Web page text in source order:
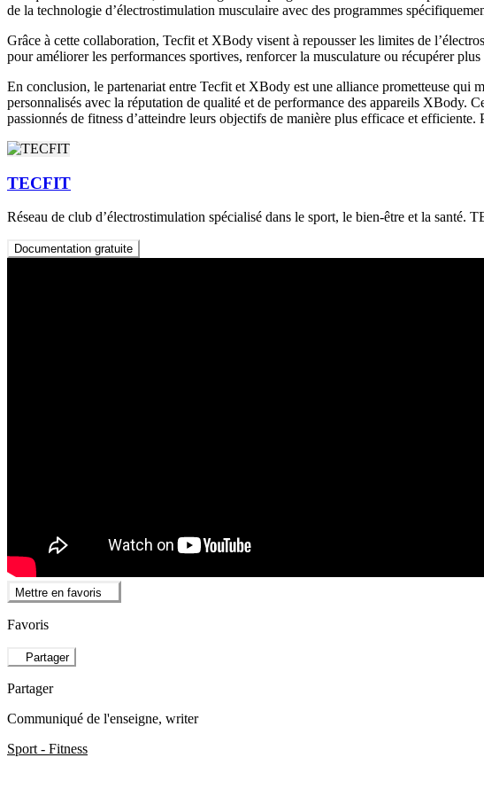
de la technologie d’électrostimulation musculaire avec des programmes
Grâce à cette collaboration, Tecfit et XBody visent à repousser les limites de
pour améliorer les performances sportives, renforcer la musculature ou récupérer
En conclusion, le partenariat entre Tecfit et XBody est une alliance prometteuse qui
personnalisés avec la réputation de qualité et de performance des appareils XBody.
passionnés de fitness d’atteindre leurs objectifs de manière plus efficace et
TECFIT
Réseau de club d’électrostimulation spécialisé dans le sport, le bien-être et la
Documentation gratuite
Mettre en favoris
Favoris
Partager
Partager
Communiqué de l'enseigne, writer
Sport - Fitness